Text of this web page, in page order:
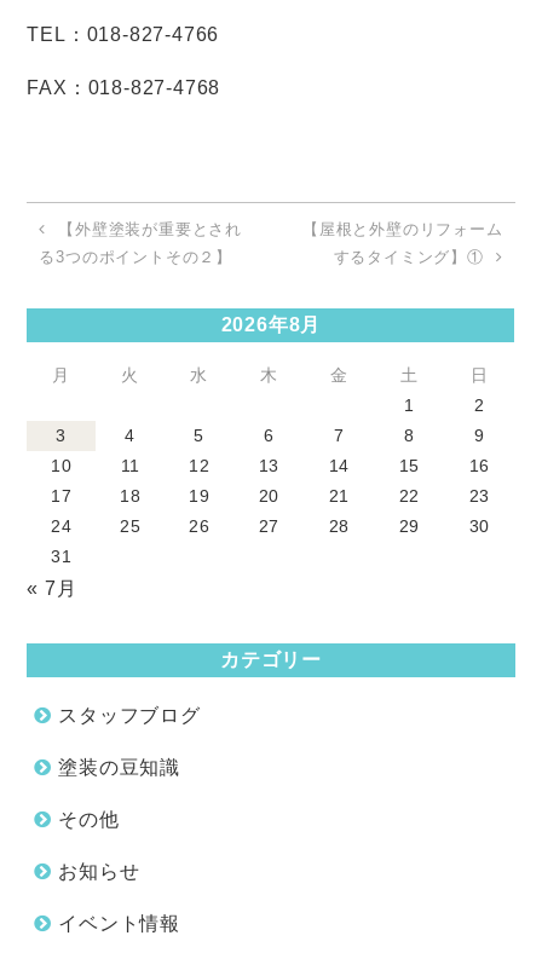
TEL ： 018-827-4766
FAX ： 018-827-4768
【外壁塗装が重要とされ
る3つのポイントその２】
【屋根と外壁のリフォーム
するタイミング】①
2026年8月
月 火 水 木 金 土
日
1
2
3
4 5 6 7 8
9
10
11 12 13 14 15
16
17
18 19 20 21 22
23
24
25 26 27 28 29
30
31
« 7月
カテゴリー
スタッフブログ
塗装の豆知識
その他
お知らせ
イベント情報